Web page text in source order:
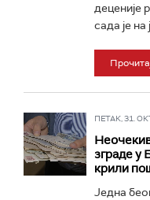
деценије
сада је
ПЕТАК, 31.
зграде у
крили
Једна